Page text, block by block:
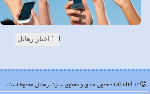
اخبار رهاتل